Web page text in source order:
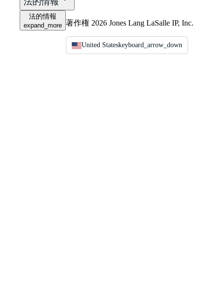
法的情報
expand_more 著作権 2026 Jones Lang LaSalle IP, Inc.
United Stateskeyboard_arrow_down